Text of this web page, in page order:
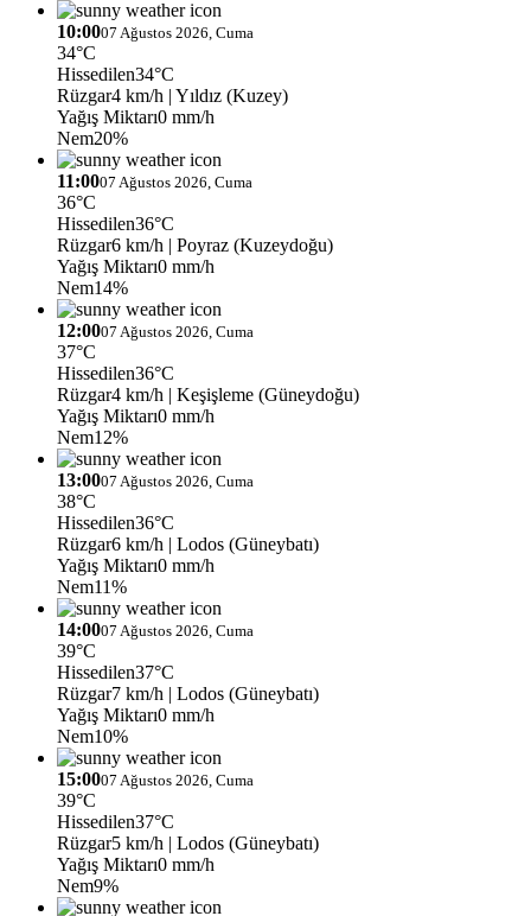
10:0007 Ağustos 2026, Cuma
34°C
Hissedilen34°C
Rüzgar4 km/h | Yıldız (Kuzey)
Yağış Miktarı0 mm/h
Nem20%
11:0007 Ağustos 2026, Cuma
36°C
Hissedilen36°C
Rüzgar6 km/h | Poyraz (Kuzeydoğu)
Yağış Miktarı0 mm/h
Nem14%
12:0007 Ağustos 2026, Cuma
37°C
Hissedilen36°C
Rüzgar4 km/h | Keşişleme (Güneydoğu)
Yağış Miktarı0 mm/h
Nem12%
13:0007 Ağustos 2026, Cuma
38°C
Hissedilen36°C
Rüzgar6 km/h | Lodos (Güneybatı)
Yağış Miktarı0 mm/h
Nem11%
14:0007 Ağustos 2026, Cuma
39°C
Hissedilen37°C
Rüzgar7 km/h | Lodos (Güneybatı)
Yağış Miktarı0 mm/h
Nem10%
15:0007 Ağustos 2026, Cuma
39°C
Hissedilen37°C
Rüzgar5 km/h | Lodos (Güneybatı)
Yağış Miktarı0 mm/h
Nem9%